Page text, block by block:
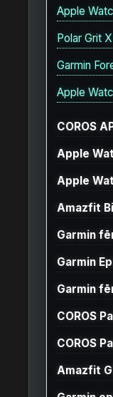
Apple
Polar Grit
Garmin
Apple
COROS
Apple
Apple
Amazfit
Garmin
Garmin
Garmin
COROS
COROS
Amazfit